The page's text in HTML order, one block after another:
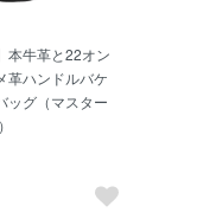
本牛革と22オン
革ハンドルバケ
ッグ（マスター